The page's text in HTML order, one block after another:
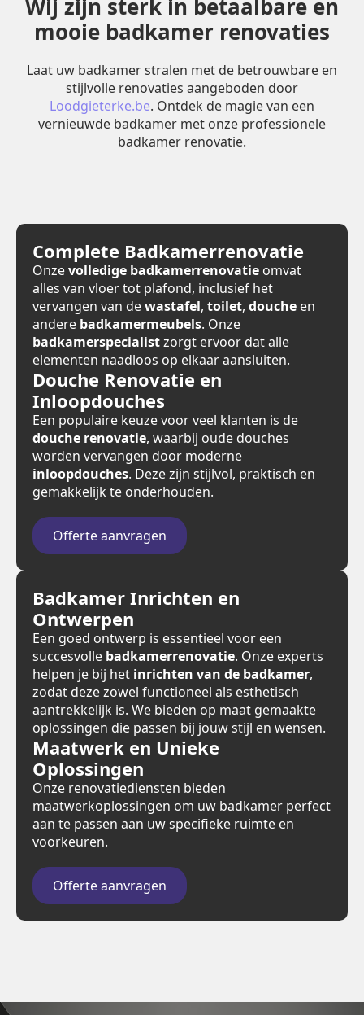
Wij zijn sterk in betaalbare en
mooie badkamer renovaties
Laat uw badkamer stralen met de betrouwbare en
stijlvolle renovaties aangeboden door
Loodgieterke.be. Ontdek de magie van een
vernieuwde badkamer met onze professionele
badkamer renovatie.
Complete Badkamerrenovatie
Onzevolledige badkamerrenovatie omvat
alles van vloer tot plafond, inclusief het
vervangen van dewastafel, toilet, douche en
andere badkamermeubels. Onze
badkamerspecialistzorgt ervoor dat alle
elementen naadloos op elkaar aansluiten.
Douche Renovatie en
Inloopdouches
Een populaire keuze voor veel klanten is de
douche renovatie, waarbij oude douches
worden vervangen door moderne
inloopdouches. Deze zijn stijlvol, praktisch en
gemakkelijk te onderhouden.
Offerte aanvragen
Badkamer Inrichten en
Ontwerpen
Een goed ontwerp is essentieel voor een
succesvolle badkamerrenovatie. Onze experts
helpen je bij het inrichten van de badkamer,
zodat deze zowel functioneel als esthetisch
aantrekkelijk is. We bieden op maat gemaakte
oplossingen die passen bij jouw stijl en wensen.
Maatwerk en Unieke
Oplossingen
Onze renovatiediensten bieden
maatwerkoplossingen om uw badkamer perfect
aan te passen aan uw specifieke ruimte en
voorkeuren.
Offerte aanvragen